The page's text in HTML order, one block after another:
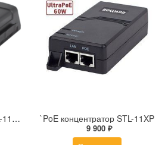
`PoE концентратор STL-11HPL `PoE концентратор STL-11XP
9 900 ₽